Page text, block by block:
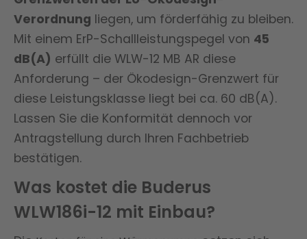
Verordnung liegen, um förderfähig zu bleiben.
Mit einem ErP-Schallleistungspegel von 45
dB(A) erfüllt die WLW-12 MB AR diese
Anforderung – der Ökodesign-Grenzwert für
diese Leistungsklasse liegt bei ca. 60 dB(A).
Lassen Sie die Konformität dennoch vor
Antragstellung durch Ihren Fachbetrieb
bestätigen.
Was kostet die Buderus
WLW186i-12 mit Einbau?